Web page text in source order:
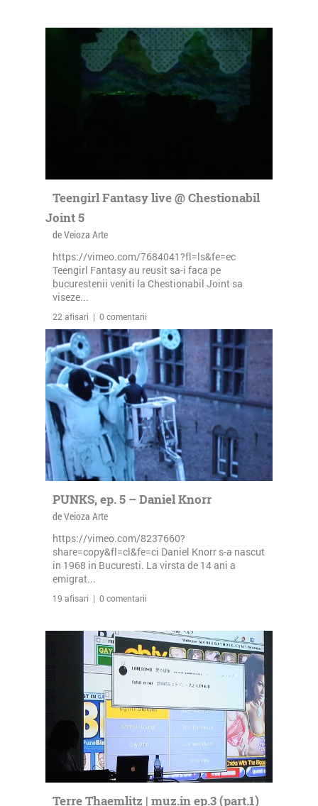
Teengirl Fantasy live @ Chestionabil
Joint 5
de Veioza Arte
https://vimeo.com/7684041?fl=ls&fe=ec
Teengirl Fantasy au reusit sa-i faca pe
bucurestenii veniti la Chestionabil Joint sa
viseze...
22 afisari | 0 comentarii
PUNKS, ep. 5 – Daniel Knorr
de Veioza Arte
https://vimeo.com/8237660?
share=copy&fl=cl&fe=ci Daniel Knorr s-a nascut
in 1968 in Bucuresti. La virsta de 14 ani a
emigrat...
19 afisari | 0 comentarii
Terre Thaemlitz | muz.in ep.3 (part.1)